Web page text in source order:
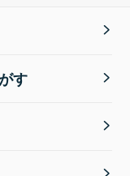
す